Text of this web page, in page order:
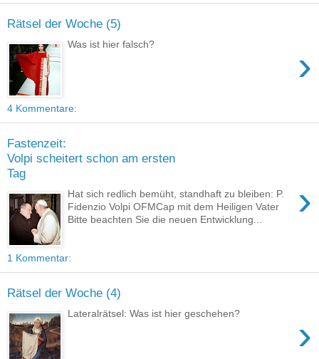
Rätsel der Woche (5)
›
Was ist hier falsch?
4 Kommentare:
Fastenzeit:
Volpi scheitert schon am ersten
Tag
›
Hat sich redlich bemüht, standhaft zu bleiben: P.
Fidenzio Volpi OFMCap mit dem Heiligen Vater
Bitte beachten Sie die neuen Entwicklung...
1 Kommentar:
Rätsel der Woche (4)
›
Lateralrätsel: Was ist hier geschehen?